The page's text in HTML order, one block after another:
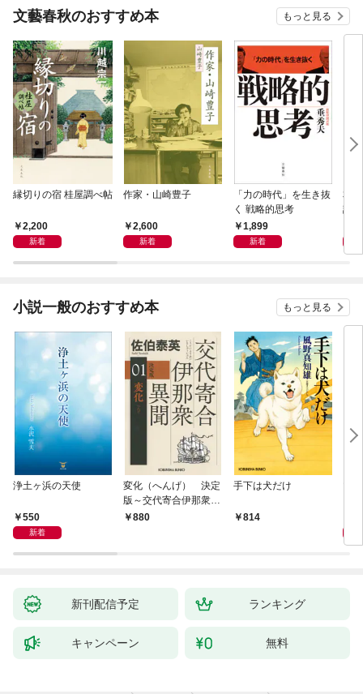
文藝春秋のおすすめ本 もっと見る
縁切りの宿 桂屋調べ帖
2,200
新着
作家・山崎豊子
2,600
新着
「力の時代」を生き抜
く 戦略的思考
1,899
新着
本
話）
小説一般のおすすめ本 もっと見る
浄土ヶ浜の天使
550
新着
変化（へんげ） 決定
版～交代寄合伊那衆異
聞（1）～
880
手下は犬だけ
814
新刊配信予定 ランキング
キャンペーン 無料